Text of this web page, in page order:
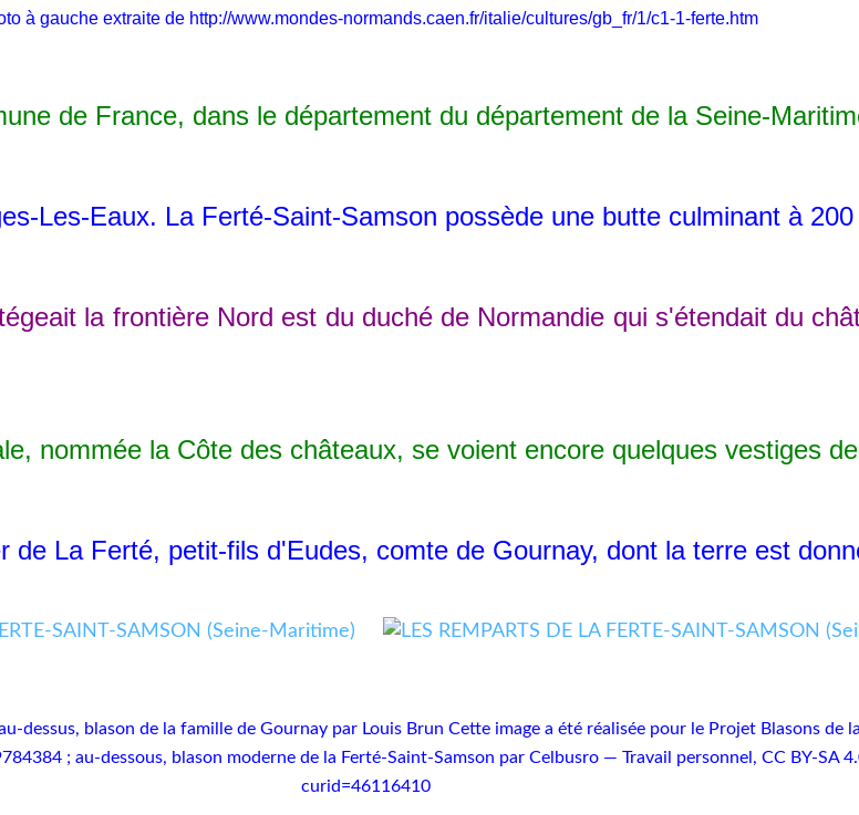
à gauche extraite de http://www.mondes-normands.caen.fr/italie/cultures/gb_fr/1/c1-1-ferte.htm
de France, dans le département du département de la Seine-
Les-Eaux. La Ferté-Saint-Samson possède une butte culminant à
la frontière Nord est du duché de Normandie qui s'étendait du
nommée la Côte des châteaux, se voient encore quelques vestiges
La Ferté, petit-fils d'Eudes, comte de Gournay, dont la terre est
dessus, blason de la famille de Gournay par Louis Brun Cette image a été réalisée pour le Projet Blasons
; au-dessous, blason moderne de la Ferté-Saint-Samson par Celbusro — Travail personnel, CC BY-
curid=46116410